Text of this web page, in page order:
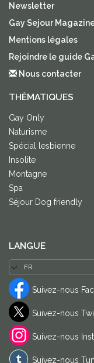
Newsletter
Gay Sejour
Mentions légales
Rejoindre le guide
Nous contacter
THÈMATIQUES
Gay Only
Naturisme
Spécial lesbienne
Insolite
Montagne
Spa
Séjour Dog friendly
LANGUE
Suivez-nous
Suivez-nous
Suivez-nous
Suivez-nous